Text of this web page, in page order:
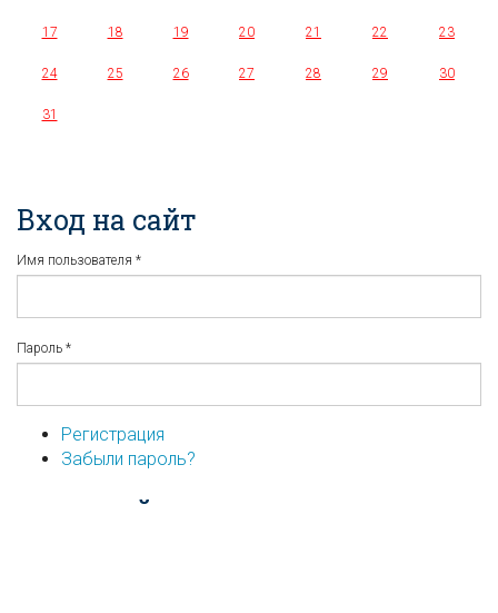
17 18 19 20 21 22 23
24 25 26 27 28 29 30
31
Вход на сайт
Имя пользователя *
Пароль *
Регистрация
Забыли пароль?
...или войдите используя